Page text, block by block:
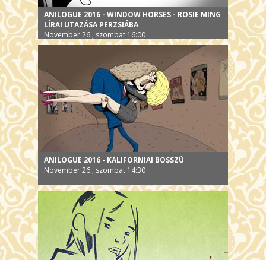
ANILOGUE 2016 - WINDOW HORSES - ROSIE MING
LÍRAI UTAZÁSA PERZSIÁBA
November 26., szombat 16:00
ANILOGUE 2016 - KALIFORNIAI BOSSZÚ
November 26., szombat 14:30